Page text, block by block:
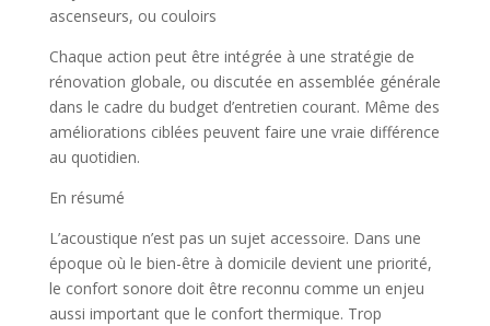
ascenseurs, ou couloirs
Chaque action peut être intégrée à une stratégie de
rénovation globale, ou discutée en assemblée générale
dans le cadre du budget d’entretien courant. Même des
améliorations ciblées peuvent faire une vraie différence
au quotidien.
En résumé
L’acoustique n’est pas un sujet accessoire. Dans une
époque où le bien-être à domicile devient une priorité,
le confort sonore doit être reconnu comme un enjeu
aussi important que le confort thermique. Trop